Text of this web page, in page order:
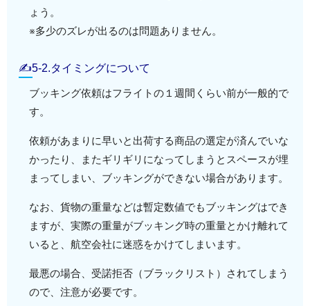
ょう。
※多少のズレが出るのは問題ありません。
✍5-2.タイミングについて
ブッキング依頼はフライトの１週間くらい前が一般的で
す。
依頼があまりに早いと出荷する商品の選定が済んでいな
かったり、またギリギリになってしまうとスペースが埋
まってしまい、ブッキングができない場合があります。
なお、貨物の重量などは暫定数値でもブッキングはでき
ますが、実際の重量がブッキング時の重量とかけ離れて
いると、航空会社に迷惑をかけてしまいます。
最悪の場合、受諾拒否（ブラックリスト）されてしまう
ので、注意が必要です。